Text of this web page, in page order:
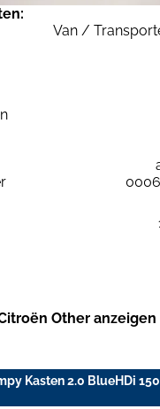
Van /
Other anzeigen
Kasten 2.0 BlueHDi 150